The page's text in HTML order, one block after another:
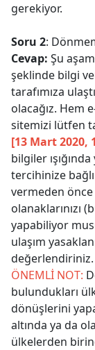
gerekiyor.
Soru 2:
Cevap: Şu
şeklinde bilgi
tarafımıza
olacağız. Hem
sitemizi lütfen
[13 Mart 2020,
bilgiler
tercihinize
vermeden
olanaklarınızı
yapabiliyor
ulaşım
değerlendiriniz.
ÖNEMLİ NOT:
bulundukları
dönüşlerini
altında ya da
ülkelerden